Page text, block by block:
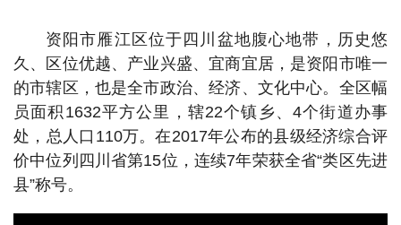
资阳市雁江区位于四川盆地腹心地带，历史悠
久、区位优越、产业兴盛、宜商宜居，是资阳市唯一
的市辖区，也是全市政治、经济、文化中心。全区幅
员面积1632平方公里，辖22个镇乡、4个街道办事
处，总人口110万。在2017年公布的县级经济综合评
价中位列四川省第15位，连续7年荣获全省“类区先进
县”称号。